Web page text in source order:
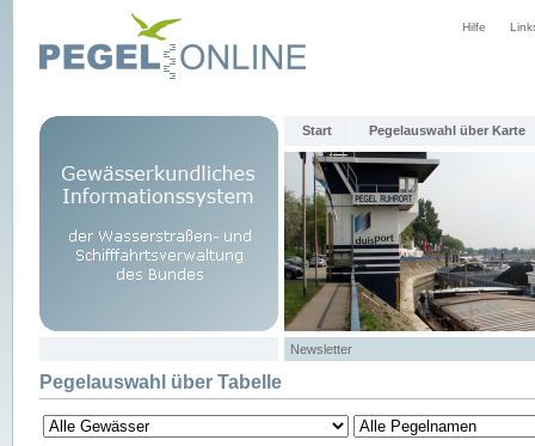
Hilfe
Start Pegelauswahl über Karte
Newsletter
Pegelauswahl über Tabelle